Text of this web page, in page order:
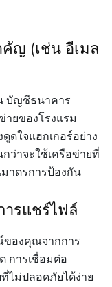
คัญ (เช่น อีเมล
บัญชีธนาคาร
ายของโรงแรม
ใจแฮกเกอร์อย่าง
ว่าจะใช้เครือข่ายที่
มาตรการป้องกัน
รแชร์ไฟล์
ของคุณจากการ
การเชื่อมต่อ
ไม่ปลอดภัยได้ง่าย